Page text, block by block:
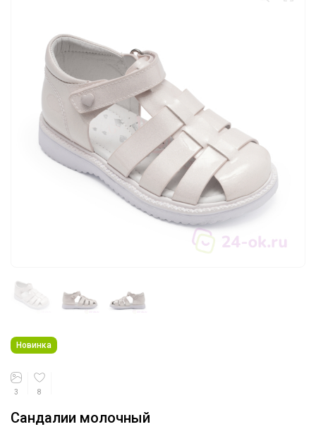
Новинка
3 8
Сандалии молочный